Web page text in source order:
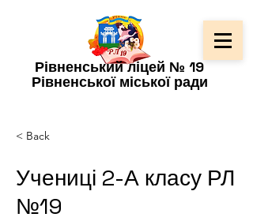
Рівненський ліцей № 19
Рівненської міської ради
< Back
Учениці 2-А класу РЛ
№19